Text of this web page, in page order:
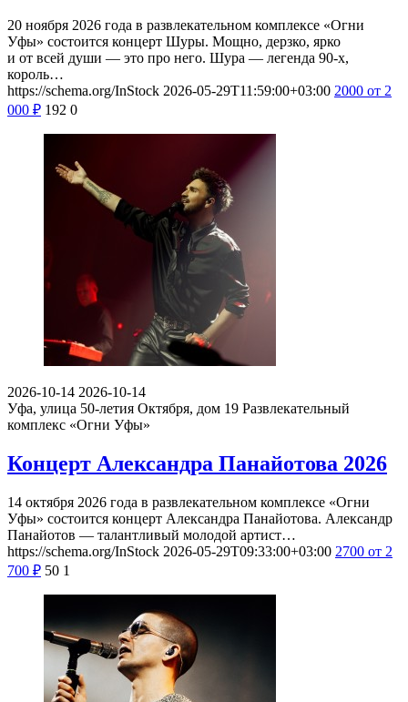
20 ноября 2026 года в развлекательном комплексе «Огни
Уфы» состоится концерт Шуры. Мощно, дерзко, ярко
и от всей души — это про него. Шура — легенда 90-х,
король…
https://schema.org/InStock 2026-05-29T11:59:00+03:00 2000 от 2
000 ₽ 192 0
2026-10-14 2026-10-14
Уфа, улица 50-летия Октября, дом 19 Развлекательный
комплекс «Огни Уфы»
Концерт Александра Панайотова 2026
14 октября 2026 года в развлекательном комплексе «Огни
Уфы» состоится концерт Александра Панайотова. Александр
Панайотов — талантливый молодой артист…
https://schema.org/InStock 2026-05-29T09:33:00+03:00 2700 от 2
700 ₽ 50 1